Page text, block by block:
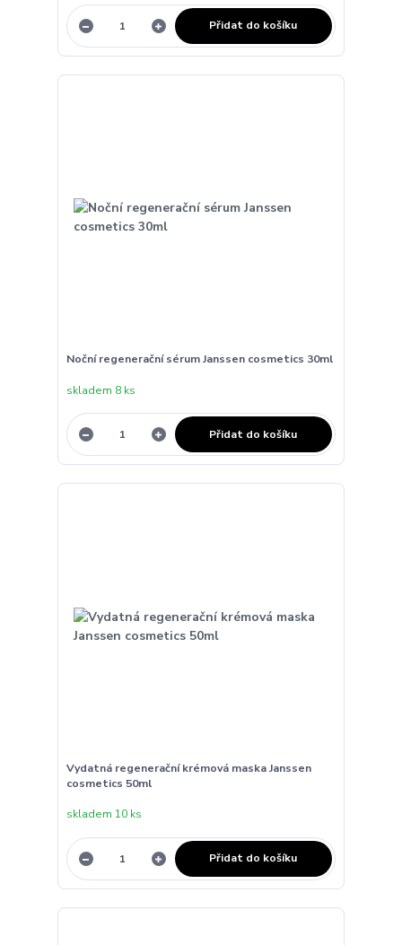
Přidat do košíku
Noční regenerační sérum Janssen cosmetics 30ml
skladem 8 ks
Přidat do košíku
Vydatná regenerační krémová maska Janssen
cosmetics 50ml
skladem 10 ks
Přidat do košíku